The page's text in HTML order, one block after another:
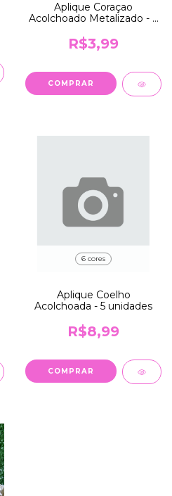
Aplique Coraçao
Acolchoado Metalizado - 6
R$3,99
COMPRAR
6 cores
Aplique Coelho
Acolchoada - 5 unidades
R$8,99
COMPRAR